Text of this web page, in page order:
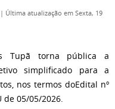
| Última atualização em Sexta, 19
Tupã torna pública a
simplificado para a
nos termos doEdital nº
de 05/05/2026.